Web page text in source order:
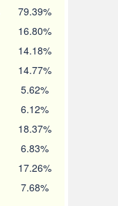
79.39%
16.80%
14.18%
14.77%
5.62%
6.12%
18.37%
6.83%
17.26%
7.68%